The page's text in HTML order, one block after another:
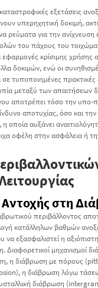
εξετάσεις
υπερηχητική δοκιμή,
ρεύματα για την ανίχνευση
του πάχους του
εφαρμογές κρίσιμης χρήσης
δοκιμών, ενώ οι
σε τυποποιημένες
μεταξύ των απαιτήσεων
αποτρέπει τόσο την
αποτυχίας, όσο και
οποία αυξάνει
οφέλη στην ασφάλεια ή
στη
περιβάλλοντος
κατάλληλων βαθμών
να εξασφαλιστεί η
Διαφορετικοί μηχανισμοί
η διάβρωση με πόρους
η διάβρωση λόγω
διάβρωση